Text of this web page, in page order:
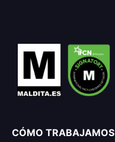
CÓMO TRABAJAMOS